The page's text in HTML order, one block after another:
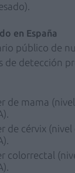
en España
público de
de detección
de mama (nivel
de cérvix (nivel
colorrectal